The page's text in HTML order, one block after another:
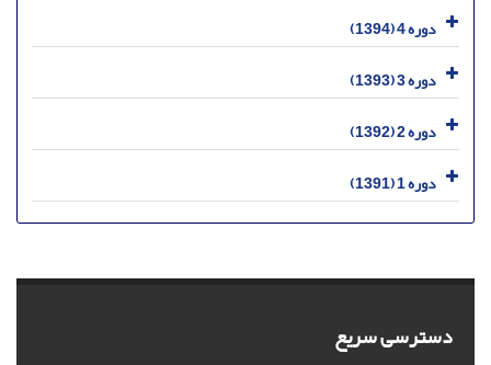
دوره 4 (1394)
دوره 3 (1393)
دوره 2 (1392)
دوره 1 (1391)
دسترسی سریع